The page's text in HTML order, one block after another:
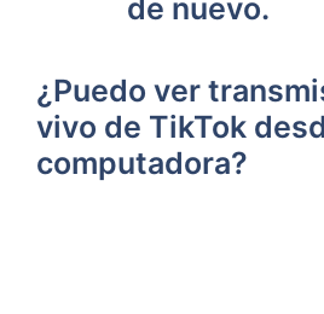
de nuevo.
¿Puedo ver
vivo de TikTok
computadora?